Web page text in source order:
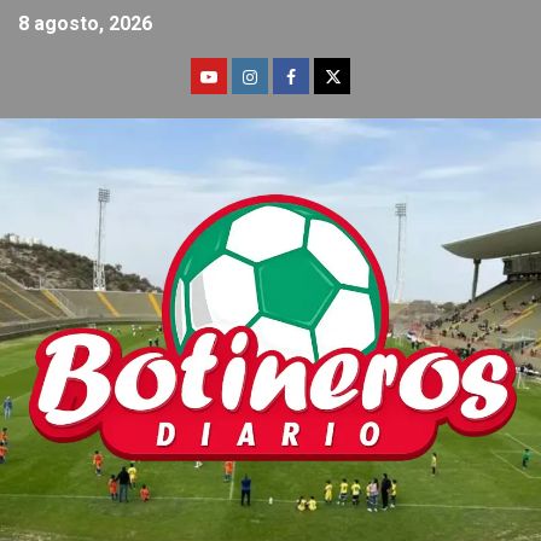
8 agosto, 2026